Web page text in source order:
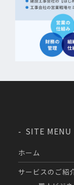
SITE MENU
ホーム
サービスのご紹